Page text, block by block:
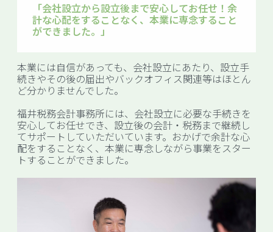
「会社設立から設立後まで安心してお任せ！余
計な心配をすることなく、本業に専念すること
ができました。」
本業には自信があっても、会社設立にあたり、設立手
続きやその後の届出やバックオフィス関連等はほとん
ど分かりませんでした。
福井税務会計事務所には、会社設立に必要な手続きを
安心してお任せでき、設立後の会計・税務まで継続し
てサポートしていただいています。おかげで余計な心
配をすることなく、本業に専念しながら事業をスター
トすることができました。